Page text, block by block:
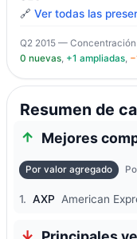
🔗 Ver todas las
Q2 2015 — Concentración
0 nuevas, +1 ampliadas,
Resumen de
Mejores
Por valor agregado
1. AXP American